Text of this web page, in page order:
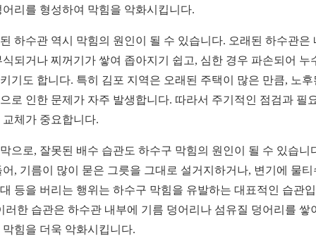
어리를 형성하여 막힘을 악화시킵니다.
하수관 역시 막힘의 원인이 될 수 있습니다. 오래된 하수관은
식되거나 찌꺼기가 쌓여 좁아지기 쉽고, 심한 경우 파손되어 누
기도 합니다. 특히 김포 지역은 오래된 주택이 많은 만큼, 노후
로 인한 문제가 자주 발생합니다. 따라서 주기적인 점검과 필
교체가 중요합니다.
으로, 잘못된 배수 습관도 하수구 막힘의 원인이 될 수 있습니
어, 기름이 많이 묻은 그릇을 그대로 설거지하거나, 변기에 물티
등을 버리는 행위는 하수구 막힘을 유발하는 대표적인 습관
러한 습관은 하수관 내부에 기름 덩어리나 섬유질 덩어리를 쌓
막힘을 더욱 악화시킵니다.